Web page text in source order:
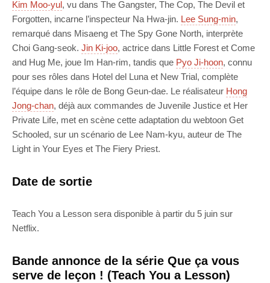
Kim Moo-yul, vu dans The Gangster, The Cop, The Devil et
Forgotten, incarne l’inspecteur Na Hwa-jin. Lee Sung-min,
remarqué dans Misaeng et The Spy Gone North, interprète
Choi Gang-seok. Jin Ki-joo, actrice dans Little Forest et Come
and Hug Me, joue Im Han-rim, tandis que Pyo Ji-hoon, connu
pour ses rôles dans Hotel del Luna et New Trial, complète
l’équipe dans le rôle de Bong Geun-dae. Le réalisateur Hong
Jong-chan, déjà aux commandes de Juvenile Justice et Her
Private Life, met en scène cette adaptation du webtoon Get
Schooled, sur un scénario de Lee Nam-kyu, auteur de The
Light in Your Eyes et The Fiery Priest.
Date de sortie
Teach You a Lesson sera disponible à partir du 5 juin sur
Netflix.
Bande annonce de la série Que ça vous
serve de leçon ! (Teach You a Lesson)